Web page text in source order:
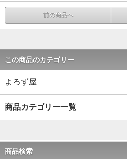
前の商品へ
この商品のカテゴリー
よろず屋
商品カテゴリー一覧
商品検索